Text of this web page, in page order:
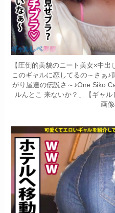
【圧倒的美貌のニート美女×中
このギャルに恋してるの～さぁ♪
がり屋達の伝説さ～♪One Siko
ルんとこ 来ないか？」【ギャル
画